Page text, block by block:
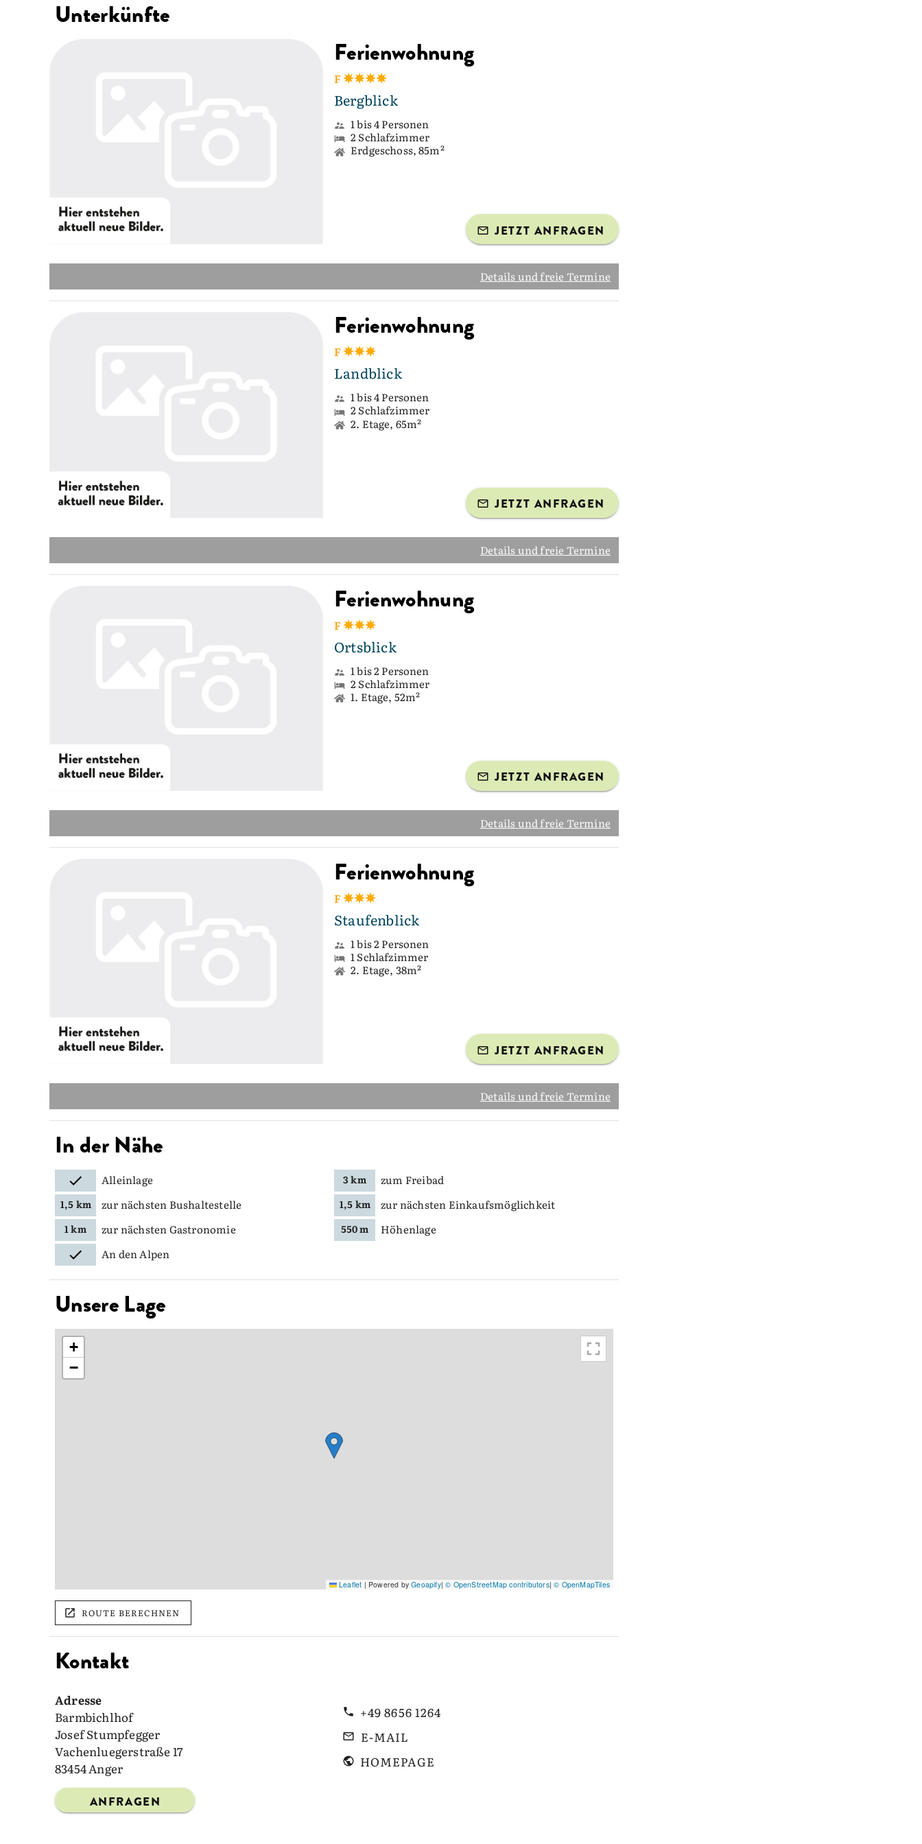
Unterkünfte
Ferienwohnung
F
Bergblick
1 bis 4 Personen
2 Schlafzimmer
Erdgeschoss, 85m²
JETZT ANFRAGEN
Details und freie Termine
Ferienwohnung
F
Landblick
1 bis 4 Personen
2 Schlafzimmer
2. Etage, 65m²
JETZT ANFRAGEN
Details und freie Termine
Ferienwohnung
F
Ortsblick
1 bis 2 Personen
2 Schlafzimmer
1. Etage, 52m²
JETZT ANFRAGEN
Details und freie Termine
Ferienwohnung
F
Staufenblick
1 bis 2 Personen
1 Schlafzimmer
2. Etage, 38m²
JETZT ANFRAGEN
Details und freie Termine
In der Nähe
Alleinlage 3 km zum Freibad
1,5 km zur nächsten Bushaltestelle 1,5 km zur nächsten Einkaufsmöglichkeit
1 km zur nächsten Gastronomie 550 m
Höhenlage
An den Alpen
Unsere Lage
+
−
Leaflet | Powered byGeoapify|© OpenStreetMap contributors|© OpenMapTiles
ROUTE BERECHNEN
Kontakt
Adresse
Barmbichlhof
Josef Stumpfegger
Vachenluegerstraße 17
83454 Anger
ANFRAGEN
+49 8656 1264
E-MAIL
HOMEPAGE